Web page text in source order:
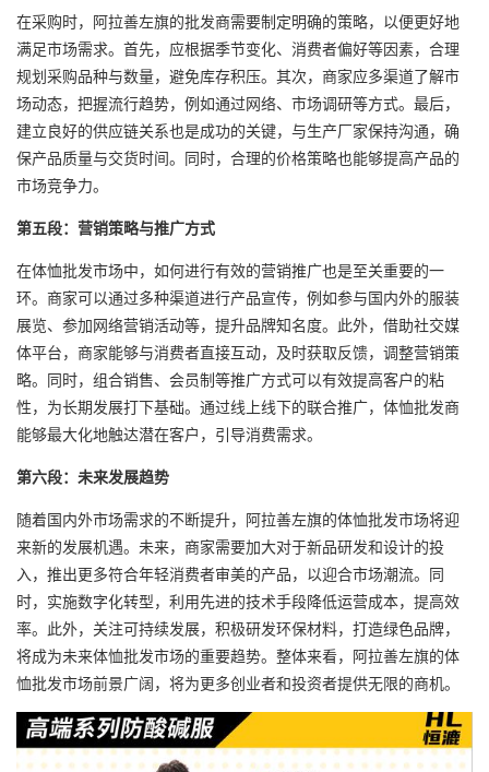
在采购时，阿拉善左旗的批发商需要制定明确的策略，以便更好地
满足市场需求。首先，应根据季节变化、消费者偏好等因素，合理
规划采购品种与数量，避免库存积压。其次，商家应多渠道了解市
场动态，把握流行趋势，例如通过网络、市场调研等方式。最后，
建立良好的供应链关系也是成功的关键，与生产厂家保持沟通，确
保产品质量与交货时间。同时，合理的价格策略也能够提高产品的
市场竞争力。
第五段：营销策略与推广方式
在体恤批发市场中，如何进行有效的营销推广也是至关重要的一
环。商家可以通过多种渠道进行产品宣传，例如参与国内外的服装
展览、参加网络营销活动等，提升品牌知名度。此外，借助社交媒
体平台，商家能够与消费者直接互动，及时获取反馈，调整营销策
略。同时，组合销售、会员制等推广方式可以有效提高客户的粘
性，为长期发展打下基础。通过线上线下的联合推广，体恤批发商
能够最大化地触达潜在客户，引导消费需求。
第六段：未来发展趋势
随着国内外市场需求的不断提升，阿拉善左旗的体恤批发市场将迎
来新的发展机遇。未来，商家需要加大对于新品研发和设计的投
入，推出更多符合年轻消费者审美的产品，以迎合市场潮流。同
时，实施数字化转型，利用先进的技术手段降低运营成本，提高效
率。此外，关注可持续发展，积极研发环保材料，打造绿色品牌，
将成为未来体恤批发市场的重要趋势。整体来看，阿拉善左旗的体
恤批发市场前景广阔，将为更多创业者和投资者提供无限的商机。